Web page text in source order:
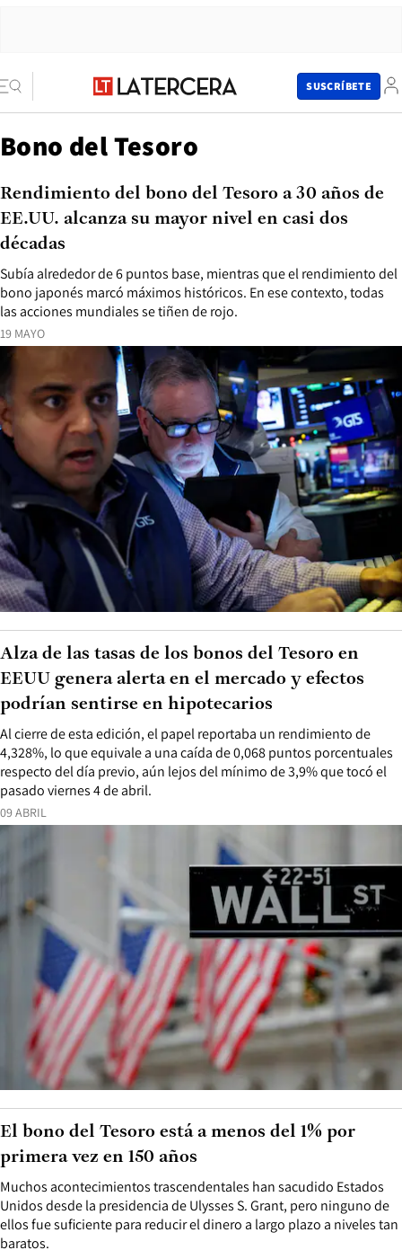
SUSCRÍBETE
Bono del Tesoro
19 MAYO
Subía alrededor de 6 puntos base, mientras que el rendimiento del
bono japonés marcó máximos históricos. En ese contexto, todas
las acciones mundiales se tiñen de rojo.
Rendimiento del bono del Tesoro a 30 años de
EE.UU. alcanza su mayor nivel en casi dos
décadas
09 ABRIL
Al cierre de esta edición, el papel reportaba un rendimiento de
4,328%, lo que equivale a una caída de 0,068 puntos porcentuales
respecto del día previo, aún lejos del mínimo de 3,9% que tocó el
pasado viernes 4 de abril.
Alza de las tasas de los bonos del Tesoro en
EEUU genera alerta en el mercado y efectos
podrían sentirse en hipotecarios
Muchos acontecimientos trascendentales han sacudido Estados
Unidos desde la presidencia de Ulysses S. Grant, pero ninguno de
ellos fue suficiente para reducir el dinero a largo plazo a niveles tan
baratos.
El bono del Tesoro está a menos del 1% por
primera vez en 150 años